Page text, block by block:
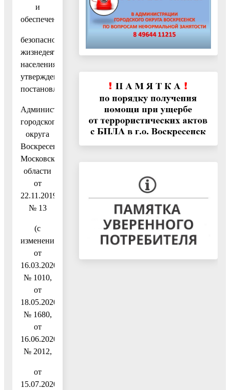
и
обеспечение
безопасности
жизнедеятельности
населения»,
утвержденную
постановлением
Администрации
городского
округа
Воскресенск
Московской
области
от
22.11.2019
№ 13
(с
изменениями
от
16.03.2020
№ 1010,
от
18.05.2020
№ 1680,
от
16.06.2020
№ 2012,
от
15.07.2020